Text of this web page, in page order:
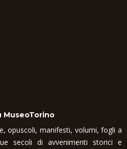
MuseoTorino
opuscoli, manifesti, volumi, fogli a
secoli di avvenimenti storici e